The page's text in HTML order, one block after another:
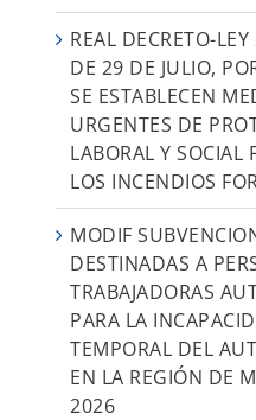
REAL DECRETO-
DE 29 DE JULIO,
SE ESTABLECEN
URGENTES DE
LABORAL Y SOCIAL
LOS INCENDIOS
MODIF
DESTINADAS A
TRABAJADORAS
PARA LA
TEMPORAL DEL
EN LA REGIÓN DE
2026